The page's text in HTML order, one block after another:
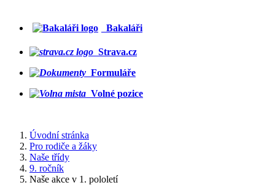
Bakaláři
Strava.cz
Formuláře
Volné pozice
Úvodní stránka
Pro rodiče a žáky
Naše třídy
9. ročník
Naše akce v 1. pololetí